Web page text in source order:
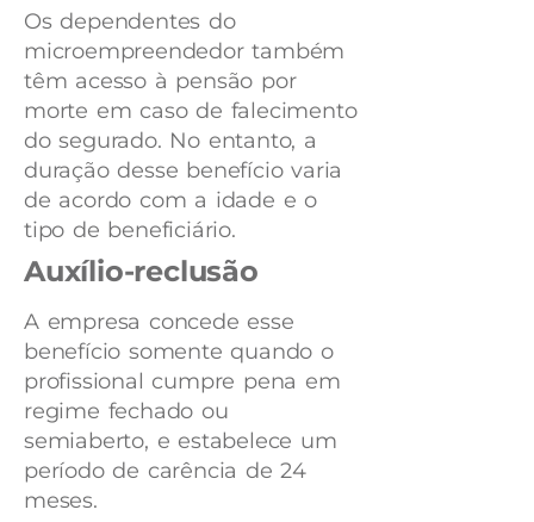
Os dependentes do
microempreendedor também
têm acesso à pensão por
morte em caso de falecimento
do segurado. No entanto, a
duração desse benefício varia
de acordo com a idade e o
tipo de beneficiário.
Auxílio-reclusão
A empresa concede esse
benefício somente quando o
profissional cumpre pena em
regime fechado ou
semiaberto, e estabelece um
período de carência de 24
meses.